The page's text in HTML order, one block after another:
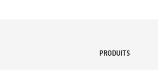
PRODUITS